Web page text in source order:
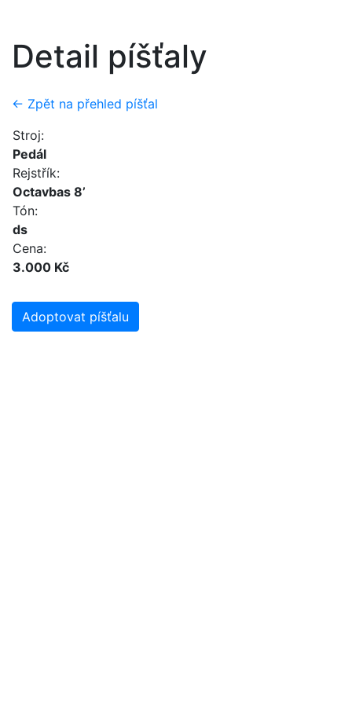
Detail píšťaly
← Zpět na přehled píšťal
Stroj:
Pedál
Rejstřík:
Octavbas 8’
Tón:
ds
Cena:
3.000 Kč
Adoptovat píšťalu